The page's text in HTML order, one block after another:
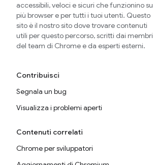
accessibili, veloci e sicuri che funzionino su
più browser e per tutti i tuoi utenti. Questo
sito è il nostro sito dove trovare contenuti
utili per questo percorso, scritti dai membri
del team di Chrome e da esperti esterni.
Contribuisci
Segnala un bug
Visualizza i problemi aperti
Contenuti correlati
Chrome per sviluppatori